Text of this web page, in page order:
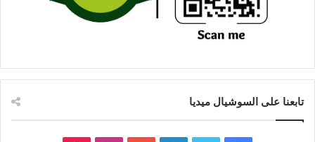
تابعنا على السوشيال ميديا